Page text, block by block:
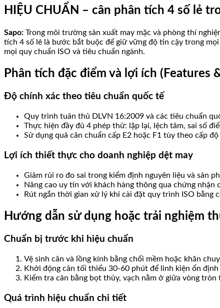
HIỆU CHUẨN – cân phân tích 4 số lẻ
Sapo: Trong môi trường sản xuất may mặc và phòng thí
tích 4 số lẻ là bước bắt buộc để giữ vững độ tin cậy trong
mọi quy chuẩn ISO và tiêu chuẩn ngành.
Phân tích đặc điểm và lợi ích (Features
Độ chính xác theo tiêu chuẩn quốc tế
Quy trình tuân thủ DLVN 16:2009 và các tiêu chuẩn
Thực hiện đầy đủ 4 phép thử: lặp lại, lệch tâm, sai số
Sử dụng quả cân chuẩn cấp E2 hoặc F1 tùy theo cấp
Lợi ích thiết thực cho doanh nghiệp dệt may
Giảm rủi ro đo sai trong kiểm định nguyên liệu và sản
Nâng cao uy tín với khách hàng thông qua chứng nhận
Rút ngắn thời gian xử lý khi cài đặt quy trình ISO bằng
Hướng dẫn sử dụng hoặc trải nghiệm
Chuẩn bị trước khi hiệu chuẩn
Vệ sinh cân và lồng kính bằng chổi mềm hoặc khăn
Khởi động cân tối thiểu 30-60 phút để linh kiện ổn định
Kiểm tra cân bằng bọt thủy, vạch nằm ở giữa vòng tròn
Quá trình hiệu chuẩn chi tiết